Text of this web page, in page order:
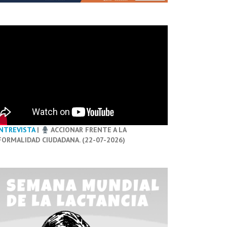
|
ACCIONAR FRENTE A LA
CIUDADANA. (22-07-2026)